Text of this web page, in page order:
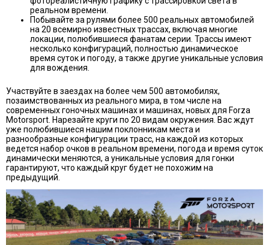
реальном времени.
Побывайте за рулями более 500 реальных автомобилей
на 20 всемирно известных трассах, включая многие
локации, полюбившиеся фанатам серии. Трассы имеют
несколько конфигураций, полностью динамическое
время суток и погоду, а также другие уникальные условия
для вождения.
Участвуйте в заездах на более чем 500 автомобилях,
позаимствованных из реального мира, в том числе на
современных гоночных машинах и машинах, новых для Forza
Motorsport. Нарезайте круги по 20 видам окружения. Вас ждут
уже полюбившиеся нашим поклонникам места и
разнообразные конфигурации трасс, на каждой из которых
ведется набор очков в реальном времени, погода и время суток
динамически меняются, а уникальные условия для гонки
гарантируют, что каждый круг будет не похожим на
предыдущий.